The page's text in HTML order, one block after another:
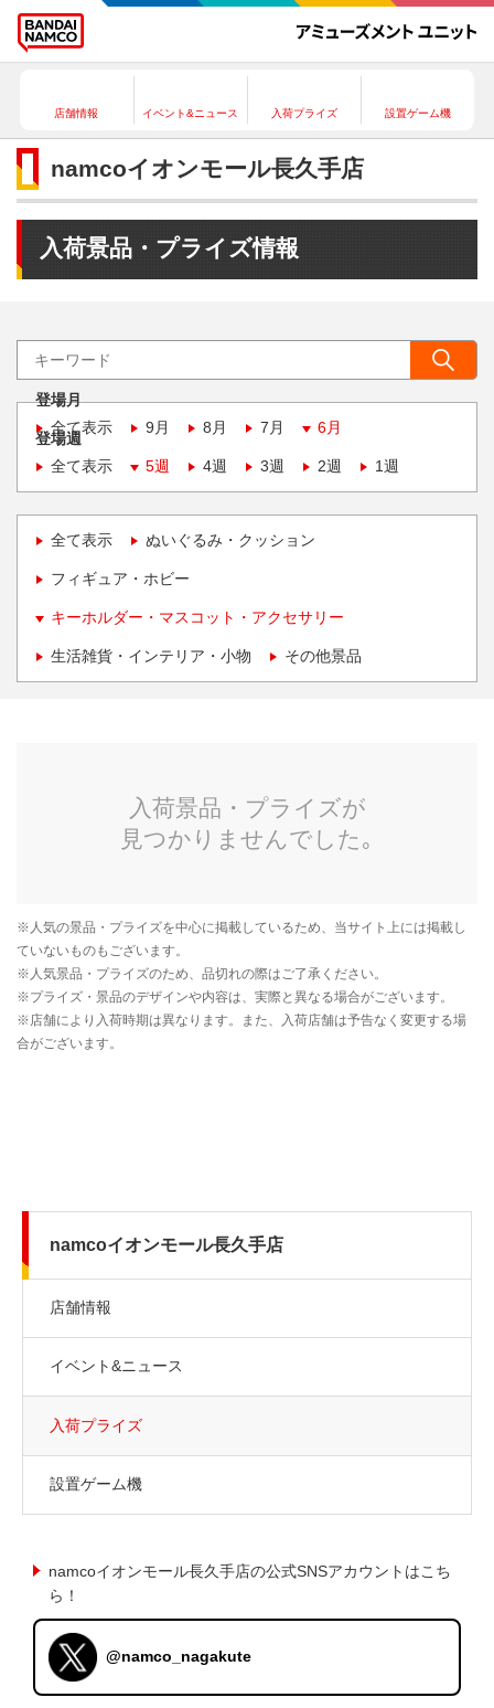
店舗情報 イベント&ニュース 入荷プライズ 設置ゲーム機
namcoイオンモール長久手店
入荷景品・プライズ情報
登場月
全て表示
9月 8月 7月 6月
登場週
全て表示
5週 4週 3週 2週 1週
全て表示 ぬいぐるみ・クッション
フィギュア・ホビー
キーホルダー・マスコット・アクセサリー
生活雑貨・インテリア・小物 その他景品
namcoイオンモール長久手店
店舗情報
イベント&ニュース
入荷プライズ
設置ゲーム機
namcoイオンモール長久手店の公式SNSアカウントはこち
ら！
@namco_nagakute